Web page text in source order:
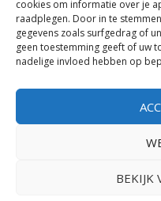
cookies om informatie over je
raadplegen. Door in te
gegevens zoals surfgedrag of
geen toestemming geeft of uw
nadelige invloed hebben op
BEKIJK
Elegant